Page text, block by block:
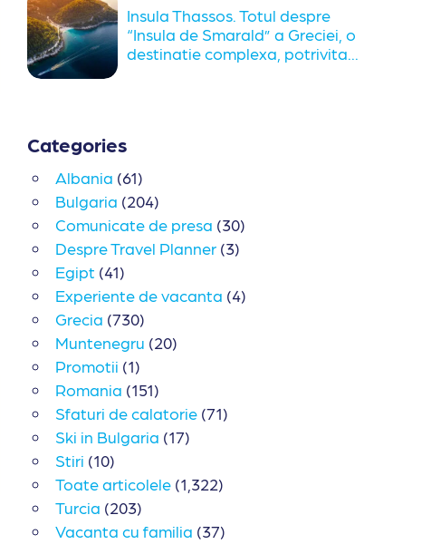
Insula Thassos. Totul despre
“Insula de Smarald” a Greciei, o
destinatie complexa, potrivita...
Categories
Albania (61)
Bulgaria (204)
Comunicate de presa (30)
Despre Travel Planner (3)
Egipt (41)
Experiente de vacanta (4)
Grecia (730)
Muntenegru (20)
Promotii (1)
Romania (151)
Sfaturi de calatorie (71)
Ski in Bulgaria (17)
Stiri (10)
Toate articolele (1,322)
Turcia (203)
Vacanta cu familia (37)